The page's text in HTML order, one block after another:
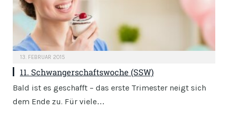
13. FEBRUAR 2015
11. Schwangerschaftswoche (SSW)
Bald ist es geschafft – das erste Trimester neigt sich
dem Ende zu. Für viele…